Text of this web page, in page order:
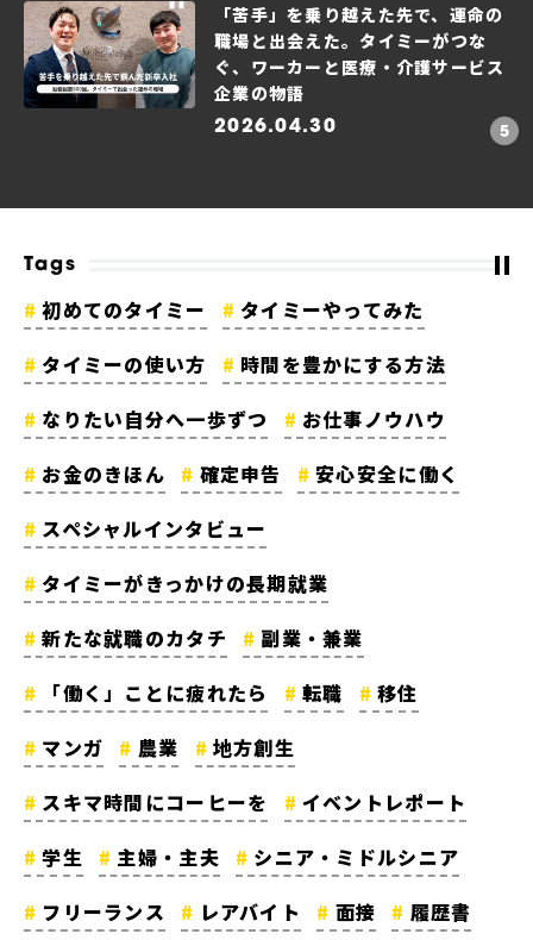
「苦手」を乗り越えた先で、運命の
職場と出会えた。タイミーがつな
ぐ、ワーカーと医療・介護サービス
企業の物語
2026.04.30
Tags
初めてのタイミー
タイミーやってみた
タイミーの使い方
時間を豊かにする方法
なりたい自分へ一歩ずつ
お仕事ノウハウ
お金のきほん
確定申告
安心安全に働く
スペシャルインタビュー
タイミーがきっかけの長期就業
新たな就職のカタチ
副業・兼業
「働く」ことに疲れたら
転職
移住
マンガ
農業
地方創生
スキマ時間にコーヒーを
イベントレポート
学生
主婦・主夫
シニア・ミドルシニア
フリーランス
レアバイト 面接 履歴書